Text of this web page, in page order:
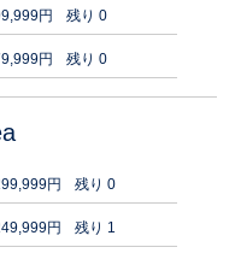
円 残り 0
円 残り 0
円 残り 0
円 残り 1